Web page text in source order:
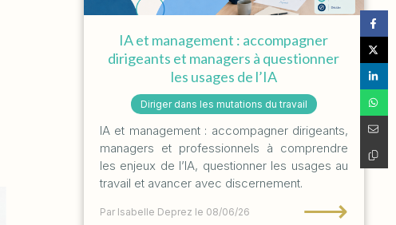
IA et management : accompagner
dirigeants et managers à questionner
les usages de l’IA
Diriger dans les mutations du travail
IA et management : accompagner dirigeants,
managers et professionnels à comprendre
les enjeux de l’IA, questionner les usages au
travail et avancer avec discernement.
Par Isabelle Deprez le 08/06/26 ⟶